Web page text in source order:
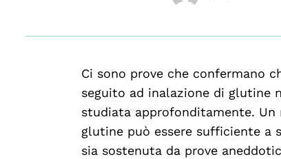
Ci sono prove che confermano
seguito ad inalazione di glutine
studiata approfonditamente. Un
glutine può essere sufficiente a
sia sostenuta da prove